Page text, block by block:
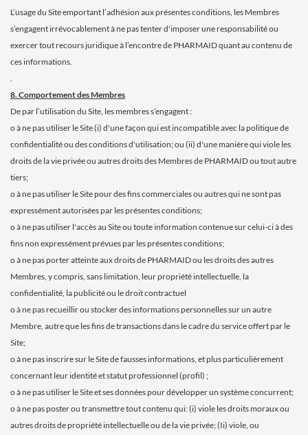
L’usage du Site emportant l’adhésion aux présentes conditions, les Membres
s’engagent irrévocablement à ne pas tenter d'imposer une responsabilité ou
exercer tout recours juridique à l’encontre de PHARMAID quant au contenu de
ces informations.
8. Comportement des Membres
De par l’utilisation du Site, les membres s’engagent :
o à ne pas utiliser le Site (i) d'une façon qui est incompatible avec la politique de
confidentialité ou des conditions d'utilisation; ou (ii) d'une manière qui viole les
droits de la vie privée ou autres droits des Membres de PHARMAID ou tout autre
tiers;
o à ne pas utiliser le Site pour des fins commerciales ou autres qui ne sont pas
expressément autorisées par les présentes conditions;
o à ne pas utiliser l'accès au Site ou toute information contenue sur celui-ci à des
fins non expressément prévues par les présentes conditions;
o à ne pas porter atteinte aux droits de PHARMAID ou les droits des autres
Membres, y compris, sans limitation, leur propriété intellectuelle, la
confidentialité, la publicité ou le droit contractuel
o à ne pas recueillir ou stocker des informations personnelles sur un autre
Membre, autre que les fins de transactions dans le cadre du service offert par le
Site;
o à ne pas inscrire sur le Site de fausses informations, et plus particulièrement
concernant leur identité et statut professionnel (profil) ;
o à ne pas utiliser le Site et ses données pour développer un système concurrent;
o à ne pas poster ou transmettre tout contenu qui: (i) viole les droits moraux ou
autres droits de propriété intellectuelle ou de la vie privée; (Ii) viole, ou